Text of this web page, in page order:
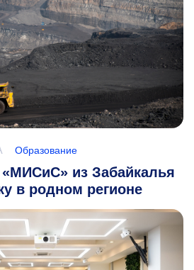
Образование
из Забайкалья
в родном регионе